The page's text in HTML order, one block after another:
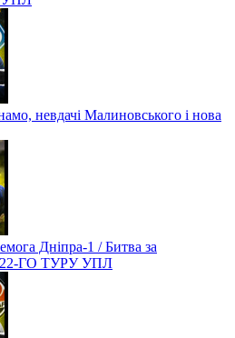
невдачі Малиновського і нова
Дніпра-1 / Битва за
ГО ТУРУ УПЛ